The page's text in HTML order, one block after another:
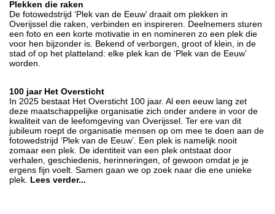
Plekken die raken
De fotowedstrijd ‘Plek van de Eeuw’ draait om plekken in
Overijssel die raken, verbinden en inspireren. Deelnemers sturen
een foto en een korte motivatie in en nomineren zo een plek die
voor hen bijzonder is. Bekend of verborgen, groot of klein, in de
stad of op het platteland: elke plek kan de ‘Plek van de Eeuw’
worden.
100 jaar Het Oversticht
In 2025 bestaat Het Oversticht 100 jaar. Al een eeuw lang zet
deze maatschappelijke organisatie zich onder andere in voor de
kwaliteit van de leefomgeving van Overijssel. Ter ere van dit
jubileum roept de organisatie mensen op om mee te doen aan de
fotowedstrijd ‘Plek van de Eeuw’. Een plek is namelijk nooit
zomaar een plek. De identiteit van een plek ontstaat door
verhalen, geschiedenis, herinneringen, of gewoon omdat je je
ergens fijn voelt. Samen gaan we op zoek naar die ene unieke
plek. Lees verder...